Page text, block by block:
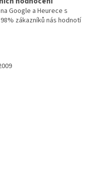
Google a Heurece s
zákazníků nás hodnotí